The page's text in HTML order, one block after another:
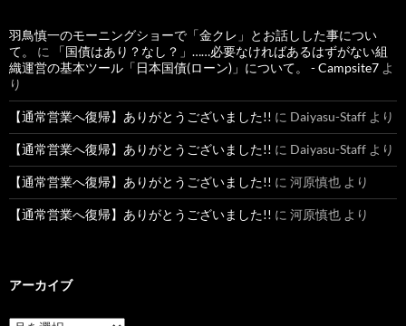
羽鳥慎一のモーニングショーで「金クレ」とお話しした事につい
て。
に
「国債はあり？なし？」……必要なければあるはずがない組
織運営の基本ツール「日本国債(ローン)」について。 - Campsite7 よ
り
【通常営業へ復帰】ありがとうございました!! に Daiyasu-Staff より
【通常営業へ復帰】ありがとうございました!! に Daiyasu-Staff より
【通常営業へ復帰】ありがとうございました!! に 河原慎也 より
【通常営業へ復帰】ありがとうございました!! に 河原慎也 より
アーカイブ